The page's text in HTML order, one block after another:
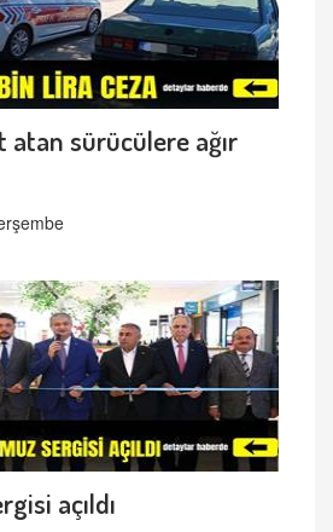
sürücülere ağır
açıldı